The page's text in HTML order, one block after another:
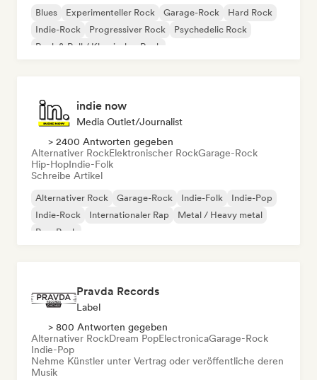
Blues Experimenteller Rock Garage-Rock
Hard Rock
Indie-Rock
Progressiver Rock
Psychedelic Rock
Rock & Roll / Klassischer Rock
indie now
Media Outlet/Journalist
> 2400 Antworten gegeben
Alternativer RockElektronischer RockGarage-Rock
Hip-HopIndie-Folk
Schreibe Artikel
Alternativer Rock Garage-Rock Indie-Folk
Indie-Pop
Indie-Rock
Internationaler Rap
Metal / Heavy metal
Pop-Rock
Pravda Records
Label
> 800 Antworten gegeben
Alternativer RockDream PopElectronicaGarage-Rock
Indie-Pop
Nehme Künstler unter Vertrag oder veröffentliche deren
Musik